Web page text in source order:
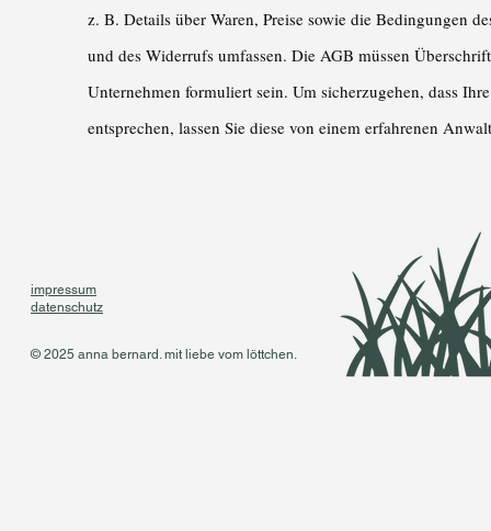
z. B. Details über Waren, Preise sowie die Bedingungen
und des Widerrufs umfassen. Die AGB müssen
Unternehmen formuliert sein. Um sicherzugehen, dass
entsprechen, lassen Sie diese von einem erfahrenen
impressum
datenschutz
© 2025 anna bernard. mit liebe vom löttchen.